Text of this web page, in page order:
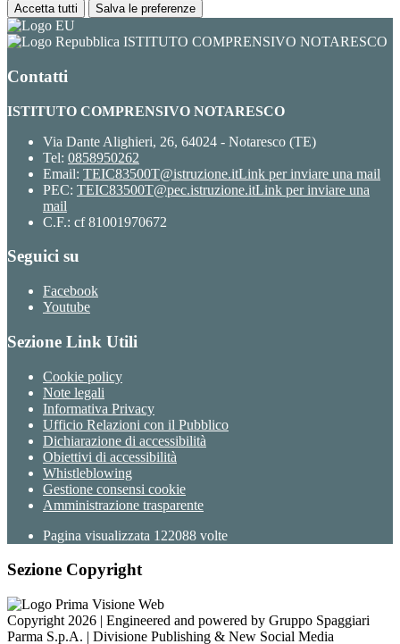
Accetta tutti Salva le preferenze
ISTITUTO COMPRENSIVO NOTARESCO
Contatti
ISTITUTO COMPRENSIVO NOTARESCO
Via Dante Alighieri, 26, 64024 - Notaresco (TE)
Tel: 0858950262
Email: TEIC83500T@istruzione.itLink per inviare una mail
PEC: TEIC83500T@pec.istruzione.itLink per inviare una
mail
C.F.: cf 81001970672
Seguici su
Facebook
Youtube
Sezione Link Utili
Cookie policy
Note legali
Informativa Privacy
Ufficio Relazioni con il Pubblico
Dichiarazione di accessibilità
Obiettivi di accessibilità
Whistleblowing
Gestione consensi cookie
Amministrazione trasparente
Pagina visualizzata 122088 volte
Sezione Copyright
Copyright 2026 | Engineered and powered by Gruppo Spaggiari
Parma S.p.A. | Divisione Publishing & New Social Media